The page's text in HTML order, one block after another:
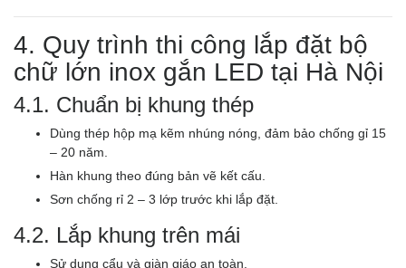
4. Quy trình thi công lắp đặt bộ
chữ lớn inox gắn LED tại Hà Nội
4.1. Chuẩn bị khung thép
Dùng thép hộp mạ kẽm nhúng nóng, đảm bảo chống gỉ 15
– 20 năm.
Hàn khung theo đúng bản vẽ kết cấu.
Sơn chống rỉ 2 – 3 lớp trước khi lắp đặt.
4.2. Lắp khung trên mái
Sử dụng cẩu và giàn giáo an toàn.